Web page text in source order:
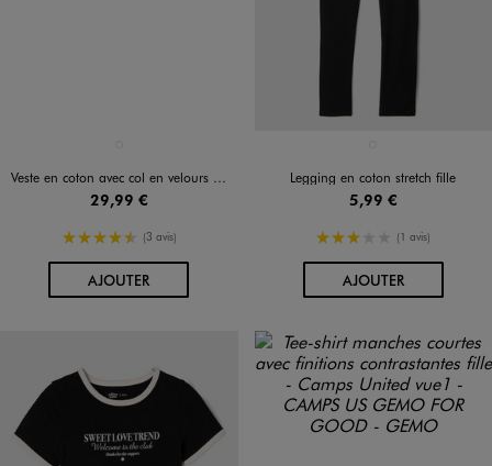
Veste en coton avec col en velours côtelé fille
29,99 €
4.5/5 de moyenne
(3 avis)
AJOUTERAU PANIER
Legging en coton stretch fille
5,99 €
3/5 de moyenne
(1 avis)
AJOUTERAU PANIER